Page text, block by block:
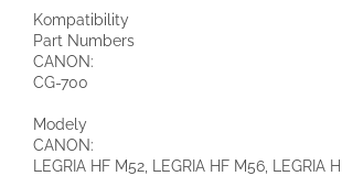
Kompatibility
Part Numbers
CANON:
CG-700
Modely
CANON:
LEGRIA HF M52, LEGRIA HF M56, LEGRIA